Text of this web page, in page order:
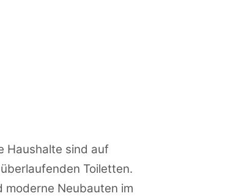
Haushalte sind auf
Toiletten.
Neubauten im